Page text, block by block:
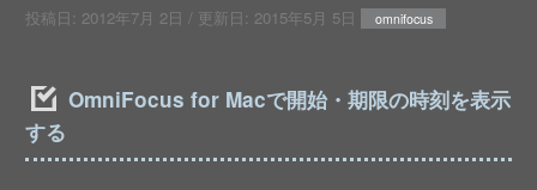
投稿日: 2012年7月 2日 / 更新日: 2015年5月 5日 omnifocus
OmniFocus for Macで開始・期限の時刻を表示
する